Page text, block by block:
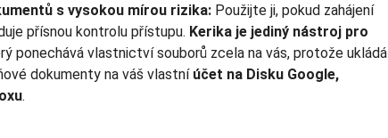
s vysokou mírou rizika: Použijte ji, pokud zahájení
přísnou kontrolu přístupu. Kerika je jediný nástroj pro
ponechává vlastnictví souborů zcela na vás, protože ukládá
dokumenty na váš vlastní účet na Disku Google,
.